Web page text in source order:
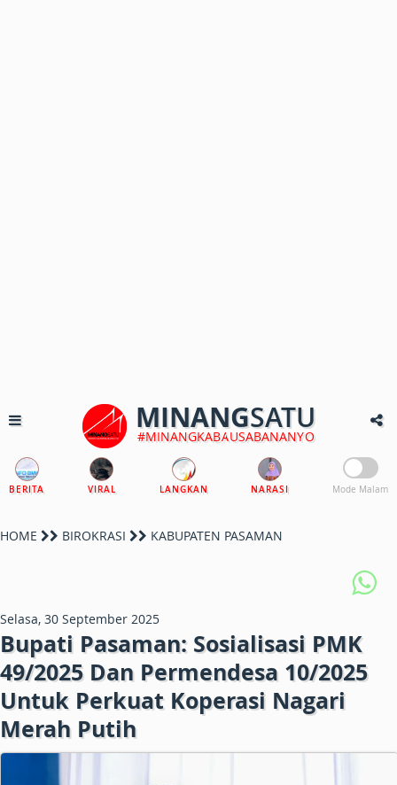
MINANGSATU
#MINANGKABAUSABANANYO
BERITA VIRAL LANGKAN NARASI Mode Malam
HOME BIROKRASI KABUPATEN PASAMAN
Selasa, 30 September 2025
Bupati Pasaman: Sosialisasi PMK
49/2025 Dan Permendesa 10/2025
Untuk Perkuat Koperasi Nagari
Merah Putih